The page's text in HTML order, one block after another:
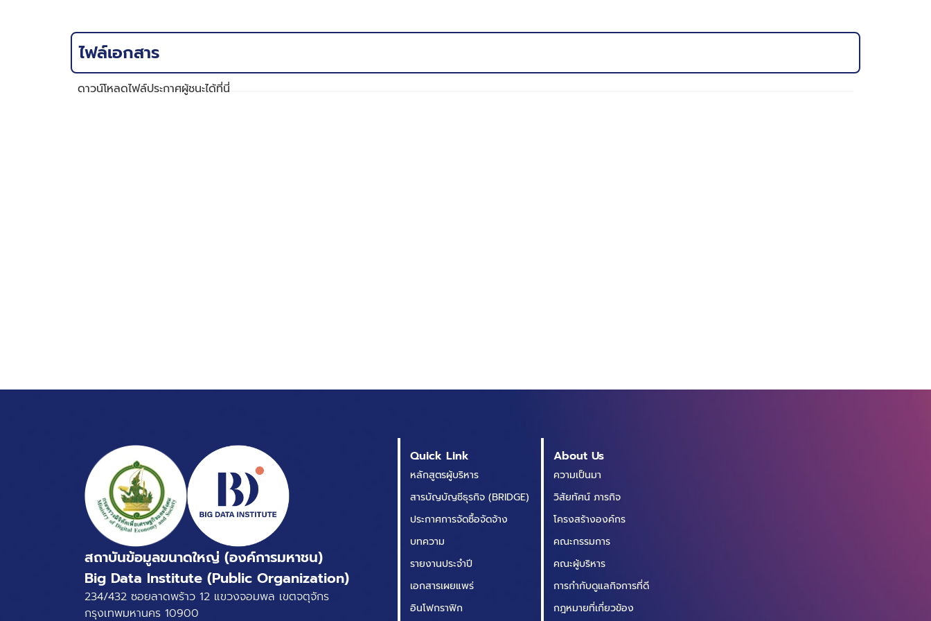
ไฟล์เอกสาร
ดาวน์โหลดไฟล์ประกาศผู้ชนะได้ที่นี่
สถาบันข้อมูลขนาดใหญ่ (องค์การมหาชน)
Big Data Institute (Public Organization)
234/432 ซอยลาดพร้าว 12 แขวงจอมพล เขตจตุจักร
กรุงเทพมหานคร 10900
Quick Link
หลักสูตรผู้บริหาร
สารบัญบัญชีธุรกิจ (BRIDGE)
ประกาศการจัดซื้อจัดจ้าง
บทความ
รายงานประจำปี
เอกสารเผยแพร่
อินโฟกราฟิก
About Us
ความเป็นมา
วิสัยทัศน์ ภารกิจ
โครงสร้างองค์กร
คณะกรรมการ
คณะผู้บริหาร
การกำกับดูแลกิจการที่ดี
กฎหมายที่เกี่ยวข้อง